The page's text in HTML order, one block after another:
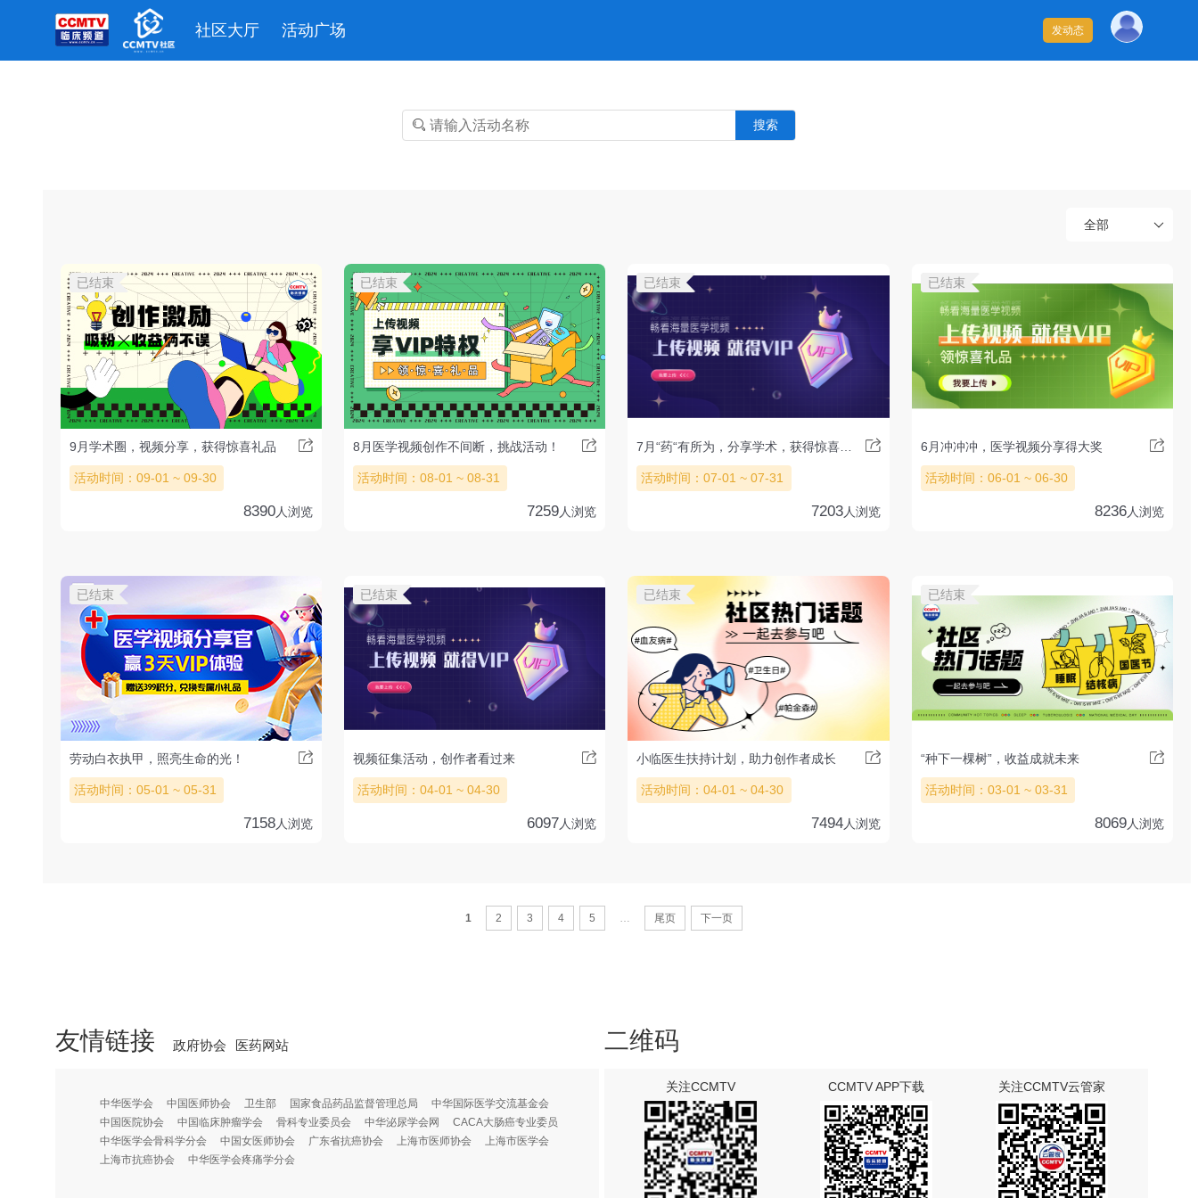
社区大厅 活动广场 发动态
搜索
已结束
9月学术圈，视频分享，获得惊喜礼品
活动时间：09-01 ~ 09-30
8390人浏览
已结束
8月医学视频创作不间断，挑战活动！
活动时间：08-01 ~ 08-31
7259人浏览
已结束
活动时间：07-01 ~ 07-31
7203人浏览
已结束
6月冲冲冲，医学视频分享得大奖
活动时间：06-01 ~ 06-30
8236人浏览
已结束
劳动白衣执甲，照亮生命的光！
活动时间：05-01 ~ 05-31
7158人浏览
已结束
视频征集活动，创作者看过来
活动时间：04-01 ~ 04-30
6097人浏览
已结束
小临医生扶持计划，助力创作者成长
活动时间：04-01 ~ 04-30
7494人浏览
已结束
“种下一棵树”，收益成就未来
活动时间：03-01 ~ 03-31
8069人浏览
1 2 3 4 5 … 尾页 下一页
友情链接 政府协会 医药网站
中华医学会 中国医师协会 卫生部 国家食品药品监督管理总局
中华国际医学交流基金会
中国医院协会
中国临床肿瘤学会 骨科专业委员会 中华泌尿学会网
CACA大肠癌专业委员
中华医学会骨科学分会
中国女医师协会 广东省抗癌协会 上海市医师协会
上海市医学会
上海市抗癌协会
中华医学会疼痛学分会
二维码
关注CCMTV CCMTV APP下载 关注CCMTV云管家